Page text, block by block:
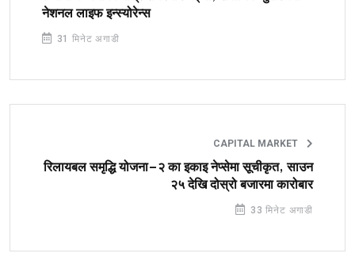
नेशनल लाइफ इन्स्योरेन्स
31 मिनेट अगाडी
CAPITAL MARKET
रिलायबल समृद्धि योजना–२ का इकाइ नेप्सेमा सूचीकृत, साउन
२५ देखि दोस्रो बजारमा कारोबार
33 मिनेट अगाडी